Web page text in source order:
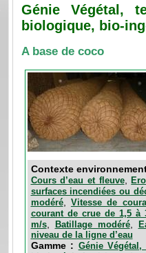
Génie Végétal,
biologique, bio-
A base de coco
Contexte
Cours d’eau et fleuve,
surfaces incendiées ou
modéré, Vitesse de
courant de crue de 1,5 à
m/s, Batillage modéré,
niveau de la ligne d’eau
Gamme : Génie